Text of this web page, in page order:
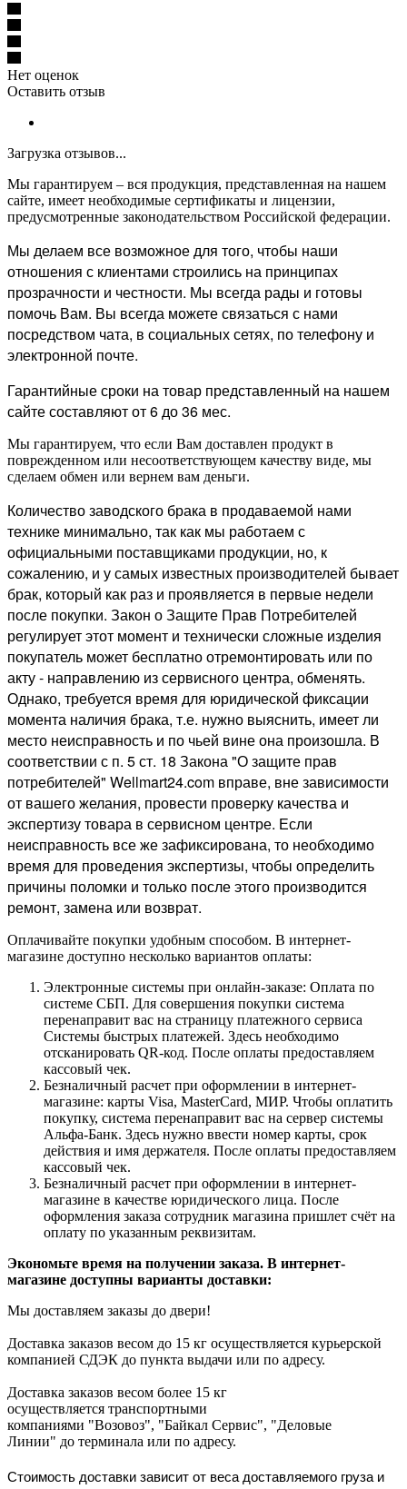
Нет оценок
Оставить отзыв
Загрузка отзывов...
Мы гарантируем – вся продукция, представленная на нашем
сайте, имеет необходимые сертификаты и лицензии,
предусмотренные законодательством Российской федерации.
Мы делаем все возможное для того, чтобы наши
отношения с клиентами строились на принципах
прозрачности и честности. Мы всегда рады и готовы
помочь Вам. Вы всегда можете связаться с нами
посредством чата, в социальных сетях, по телефону и
электронной почте.
Гарантийные сроки на товар представленный на нашем
сайте составляют от 6 до 36 мес.
Мы гарантируем, что если Вам доставлен продукт в
поврежденном или несоответствующем качеству виде, мы
сделаем обмен или вернем вам деньги.
Количество заводского брака в продаваемой нами
технике минимально, так как мы работаем с
официальными поставщиками продукции, но, к
сожалению, и у самых известных производителей бывает
брак, который как раз и проявляется в первые недели
после покупки. Закон о Защите Прав Потребителей
регулирует этот момент и технически сложные изделия
покупатель может бесплатно отремонтировать или по
акту - направлению из сервисного центра, обменять.
Однако, требуется время для юридической фиксации
момента наличия брака, т.е. нужно выяснить, имеет ли
место неисправность и по чьей вине она произошла. В
соответствии с п. 5 ст. 18 Закона "О защите прав
потребителей" Wellmart24.com вправе, вне зависимости
от вашего желания, провести проверку качества и
экспертизу товара в сервисном центре. Если
неисправность все же зафиксирована, то необходимо
время для проведения экспертизы, чтобы определить
причины поломки и только после этого производится
ремонт, замена или возврат.
Оплачивайте покупки удобным способом. В интернет-
магазине доступно несколько вариантов оплаты:
Электронные системы при онлайн-заказе: Оплата по
системе СБП. Для совершения покупки система
перенаправит вас на страницу платежного сервиса
Системы быстрых платежей. Здесь необходимо
отсканировать QR-код. После оплаты предоставляем
кассовый чек.
Безналичный расчет при оформлении в интернет-
магазине: карты Visa, MasterCard, МИР. Чтобы оплатить
покупку, система перенаправит вас на сервер системы
Альфа-Банк. Здесь нужно ввести номер карты, срок
действия и имя держателя. После оплаты предоставляем
кассовый чек.
Безналичный расчет при оформлении в интернет-
магазине в качестве юридического лица. После
оформления заказа сотрудник магазина пришлет счёт на
оплату по указанным реквизитам.
Экономьте время на получении заказа. В интернет-
магазине доступны варианты доставки:
Мы доставляем заказы до двери!
Доставка заказов весом до 15 кг осуществляется курьерской
компанией СДЭК до пункта выдачи или по адресу.
Доставка заказов весом более 15 кг
осуществляется транспортными
компаниями "Возовоз", "Байкал Сервис", "Деловые
Линии" до терминала или по адресу.
Стоимость доставки зависит от веса доставляемого груза и